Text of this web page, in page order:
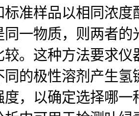
标准样品以相同浓
同一物质，则两者
较。这种方法要求
同的极性溶剂产生
度，以确定选择哪一